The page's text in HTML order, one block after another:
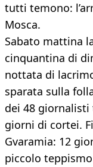
tutti temono:
Mosca.
Sabato mattina
cinquantina di
nottata di
sparata sulla
dei 48
giorni di cortei.
Gvaramia: 12
piccolo